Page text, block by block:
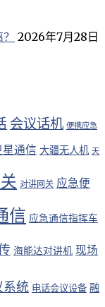
2026年7月28日
会议话机 便携应急
星通信 大疆无人机 天
对讲网关 应急便
信 应急通信指挥车
海能达对讲机 现场
系统 电话会议设备 融